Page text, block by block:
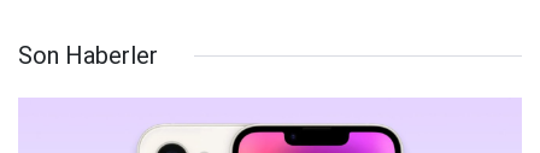
Son Haberler